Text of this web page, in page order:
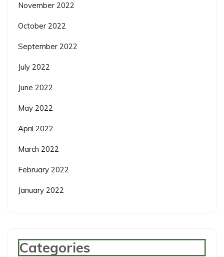
November 2022
October 2022
September 2022
July 2022
June 2022
May 2022
April 2022
March 2022
February 2022
January 2022
Categories